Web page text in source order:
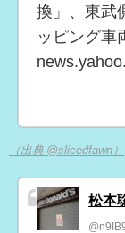
換」、東武
ッピング車
（出典 @slicedfawn）
松本